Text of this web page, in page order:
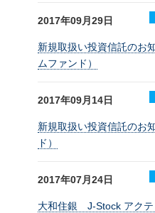
2017年09月29日
新規取扱い投資信託のお
ムファンド）
2017年09月14日
新規取扱い投資信託のお
ド）
2017年07月24日
大和住銀 J-Stock アクテ